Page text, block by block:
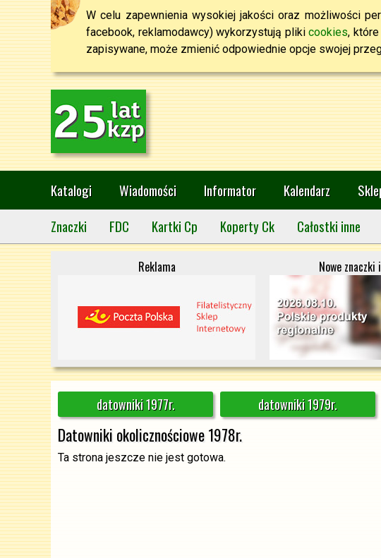
W celu zapewnienia wysokiej jakości oraz możliwości
facebook, reklamodawcy) wykorzystują plikicookies,
zapisywane, może zmienić odpowiednie opcje swojej
Katalogi Wiadomości Informator Kalendarz
Znaczki
FDC Kartki Cp Koperty Ck Całostki inne
Reklama Nowe znaczki
datowniki 1977r. datowniki 1979r.
Datowniki okolicznościowe 1978r.
Ta strona jeszcze nie jest gotowa.